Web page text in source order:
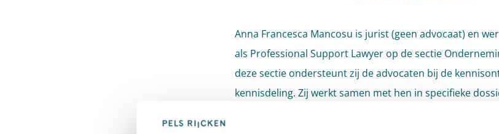
Anna Francesca Mancosu is jurist (geen advocaat) en
als Professional Support Lawyer op de sectie
deze sectie ondersteunt zij de advocaten bij de
kennisdeling. Zij werkt samen met hen in specifieke